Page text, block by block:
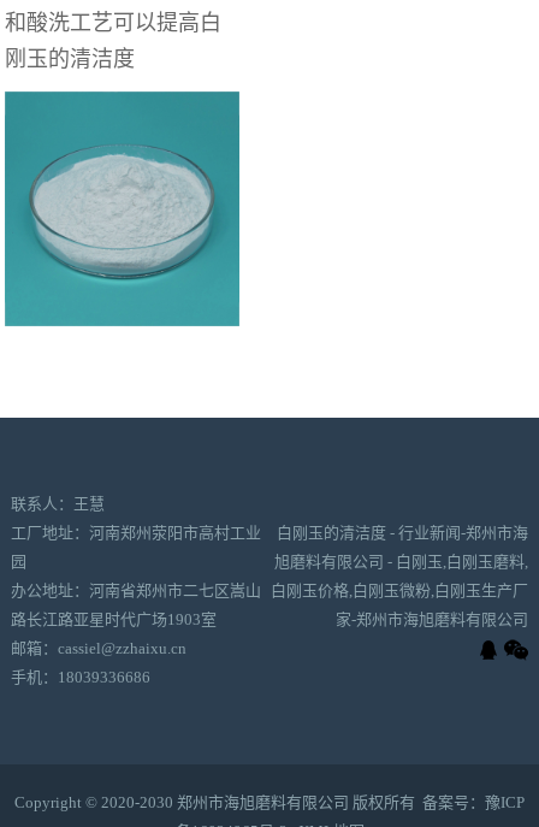
和酸洗工艺可以提高白
刚玉的清洁度
联系人：王慧
工厂地址：河南郑州荥阳市高村工业
园
办公地址：河南省郑州市二七区嵩山
路长江路亚星时代广场1903室
邮箱：cassiel@zzhaixu.cn
手机：18039336686
白刚玉的清洁度 - 行业新闻-郑州市海
旭磨料有限公司 - 白刚玉,白刚玉磨料,
白刚玉价格,白刚玉微粉,白刚玉生产厂
家-郑州市海旭磨料有限公司
Copyright © 2020-2030 郑州市海旭磨料有限公司 版权所有 备案号： 豫ICP